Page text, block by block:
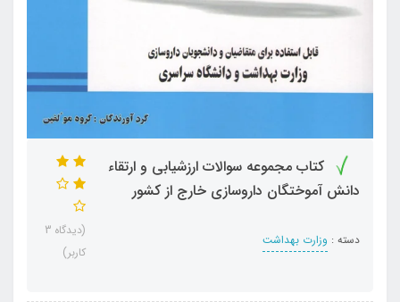
کتاب مجموعه سوالات ارزشیابی و ارتقاء
دانش آموختگان داروسازی خارج از کشور
دسته : وزارت بهداشت
(دیدگاه 3
کاربر)